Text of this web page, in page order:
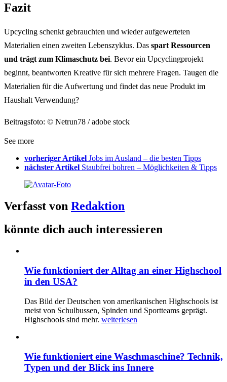
Fazit
Upcycling schenkt gebrauchten und wieder aufgewerteten
Materialien einen zweiten Lebenszyklus. Das spart Ressourcen
und trägt zum Klimaschutz bei. Bevor ein Upcyclingprojekt
beginnt, beantworten Kreative für sich mehrere Fragen. Taugen die
Materialien für die Aufwertung und findet das neue Produkt im
Haushalt Verwendung?
Beitragsfoto: © Netrun78 / adobe stock
See more
vorheriger Artikel Jobs im Ausland – die besten Tipps
nächster Artikel Staubfrei bohren – Möglichkeiten & Tipps
Verfasst von Redaktion
könnte dich auch interessieren
Wie funktioniert der Alltag an einer Highschool
in den USA?
Das Bild der Deutschen von amerikanischen Highschools ist
meist von Schulbussen, Spinden und Sportteams geprägt.
Highschools sind mehr. weiterlesen
Wie funktioniert eine Waschmaschine? Technik,
Typen und der Blick ins Innere